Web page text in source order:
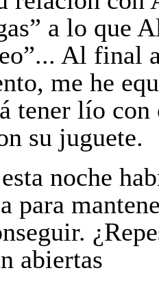
a lo que
Al final
me he
tener lío
su juguete.
noche
para
abiertas